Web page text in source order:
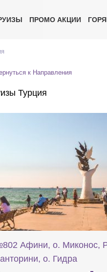
ПРОМО АКЦИИ
Отправьте
Эксперт свяжется с
подбор в
к Направления
Турция
Афини, о. Миконос,
о. Гидра